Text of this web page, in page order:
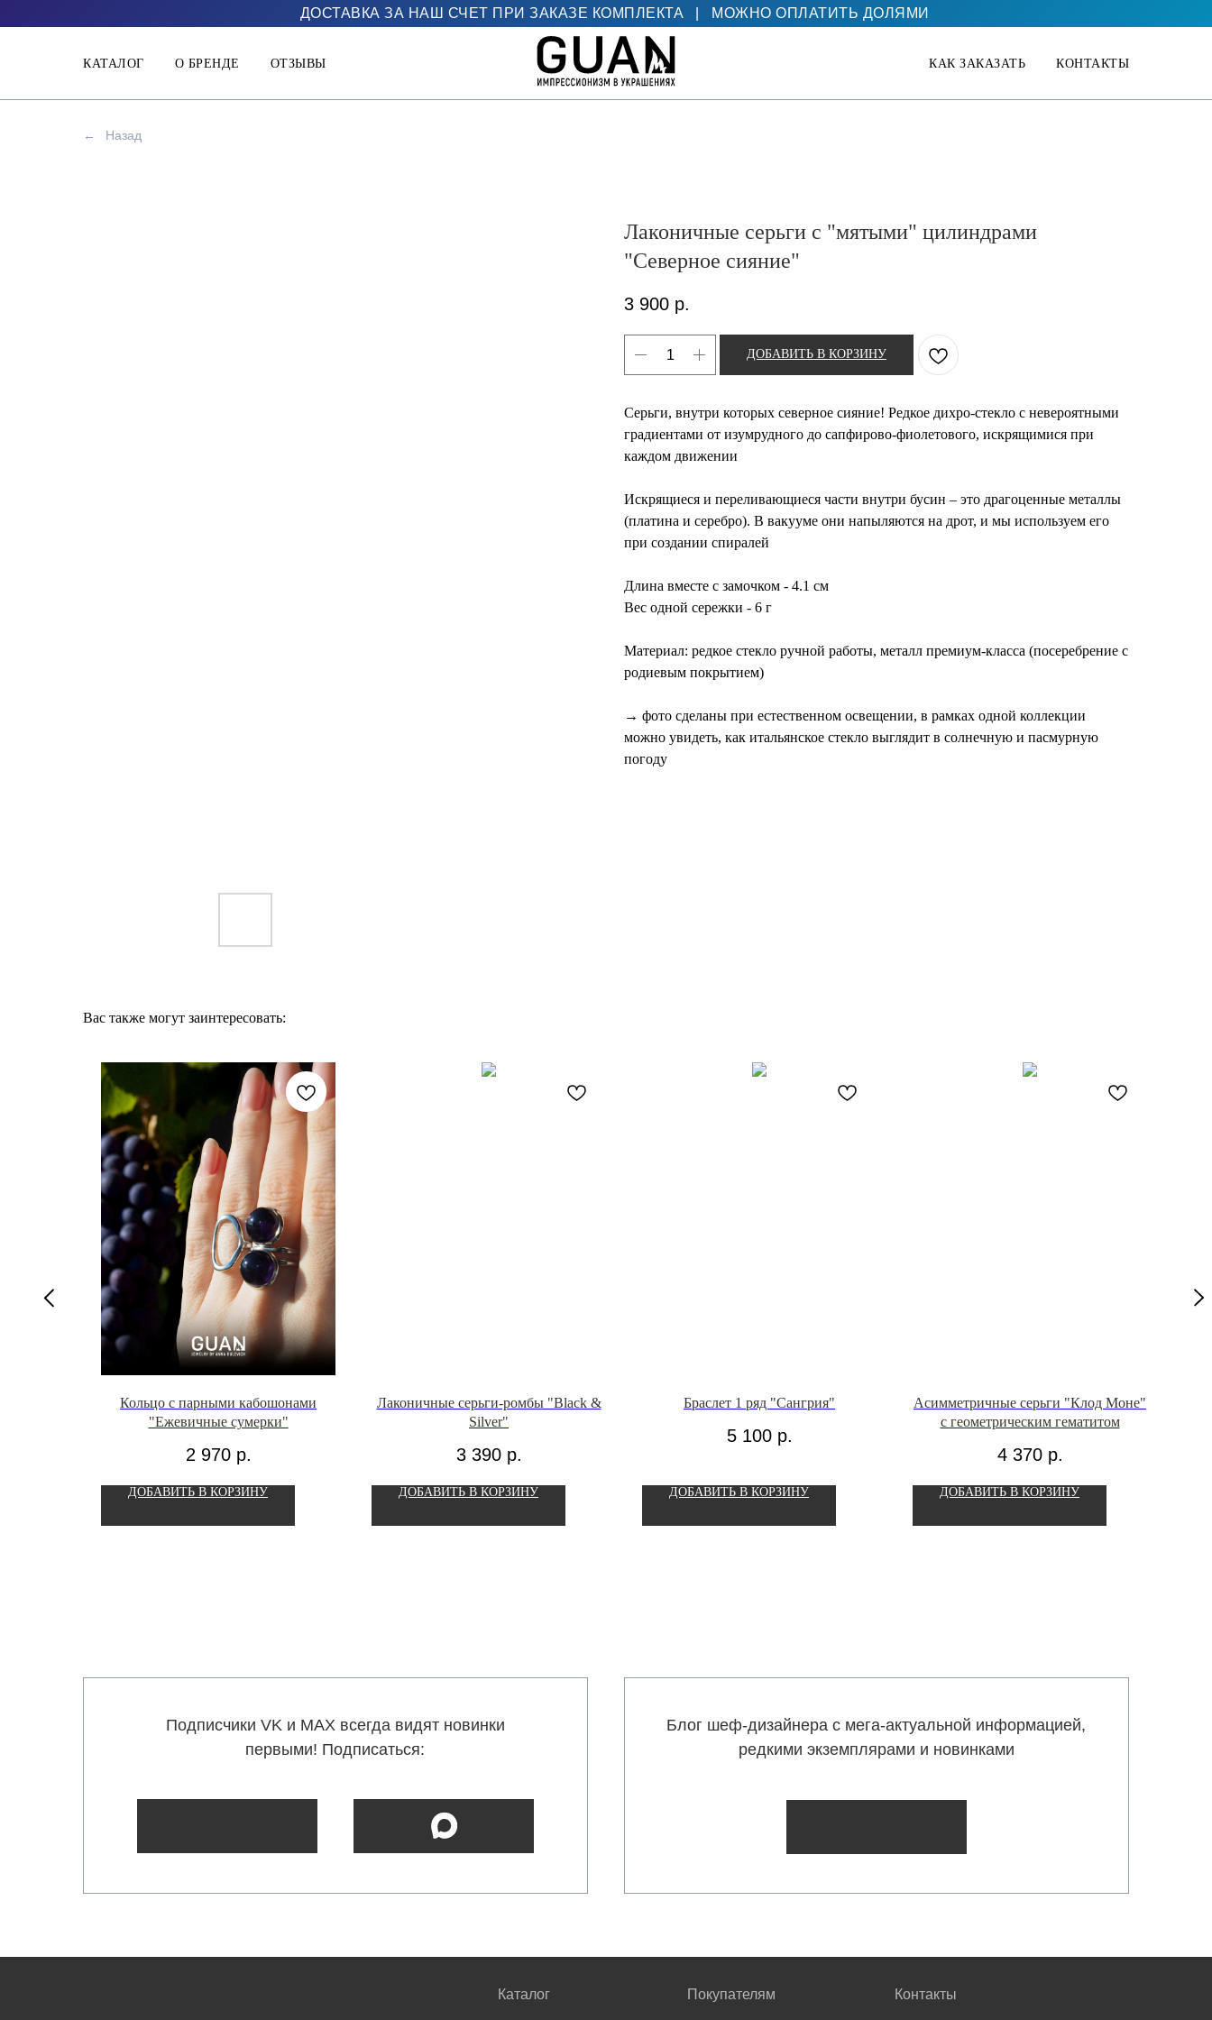
ДОСТАВКА ЗА НАШ СЧЕТ ПРИ ЗАКАЗЕ КОМПЛЕКТА МОЖНО ОПЛАТИТЬ ДОЛЯМИ
КАТАЛОГ О БРЕНДЕ ОТЗЫВЫ КАК ЗАКАЗАТЬ КОНТАКТЫ
← Назад
Лаконичные серьги с "мятыми" цилиндрами
"Северное сияние"
3 900 р.
ДОБАВИТЬ В КОРЗИНУ
Серьги, внутри которых северное сияние! Редкое дихро-стекло с невероятными
градиентами от изумрудного до сапфирово-фиолетового, искрящимися при
каждом движении
Искрящиеся и переливающиеся части внутри бусин – это драгоценные металлы
(платина и серебро). В вакууме они напыляются на дрот, и мы используем его
при создании спиралей
​Длина вместе с замочком - 4.1 см
Вес одной сережки - 6 г
Материал: ​редкое стекло ручной работы, металл премиум-класса (посеребрение с
родиевым покрытием)
→ фото сделаны при естественном освещении, в рамках одной коллекции
можно увидеть, как итальянское стекло выглядит в солнечную и пасмурную
погоду
Вас также могут заинтересовать:
Кольцо с парными кабошонами
"Ежевичные сумерки"
2 970 р.
ДОБАВИТЬ В КОРЗИНУ
Лаконичные серьги-ромбы "Black &
Silver"
3 390 р.
ДОБАВИТЬ В КОРЗИНУ
Браслет 1 ряд "Сангрия"
5 100 р.
ДОБАВИТЬ В КОРЗИНУ
Асимметричные серьги "Клод Моне"
с геометрическим гематитом
4 370 р.
ДОБАВИТЬ В КОРЗИНУ
Блог шеф-дизайнера с мега-актуальной информацией,
редкими экземплярами и новинками
Подписчики VK и MAX всегда видят новинки
первыми! Подписаться:
Каталог Покупателям Контакты